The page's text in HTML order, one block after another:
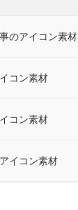
のアイコン素材
コン素材
コン素材
イコン素材